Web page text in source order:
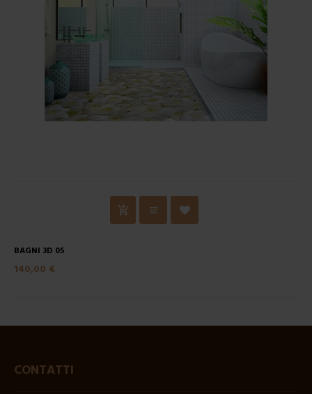
BAGNI 3D 05
140,00 €
CONTATTI